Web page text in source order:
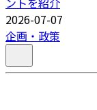
2026-07-07
企画・政策